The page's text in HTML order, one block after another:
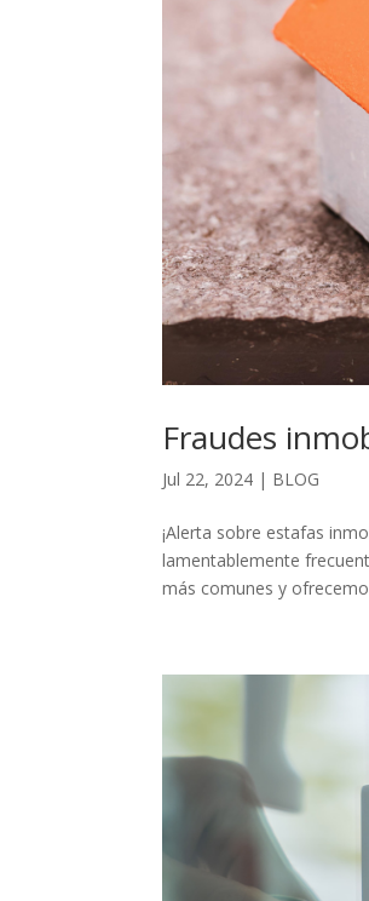
Fraudes
Jul 22, 2024 | BLOG
¡Alerta sobre estafas
lamentablemente
más comunes y